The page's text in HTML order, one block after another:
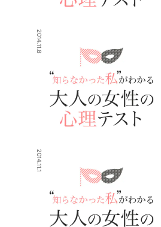
2014.11.8
2014.11.1